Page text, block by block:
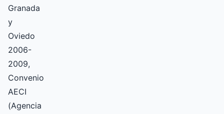
Granada
y
Oviedo
2006-
2009,
Convenio
AECI
(Agencia